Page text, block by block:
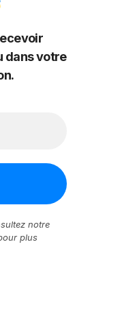
dans votre
notre
plus